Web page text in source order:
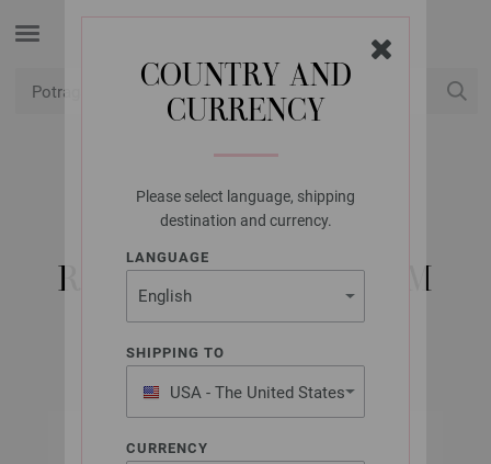
COUNTRY AND
CURRENCY
Please select language, shipping
destination and currency.
LANGUAGE
SHIPPING TO
USA - The United States
of America
CURRENCY
LANA GROSSA
5 IGALA ALUMINIJ
RAINBOW ST. 4,0/15CM